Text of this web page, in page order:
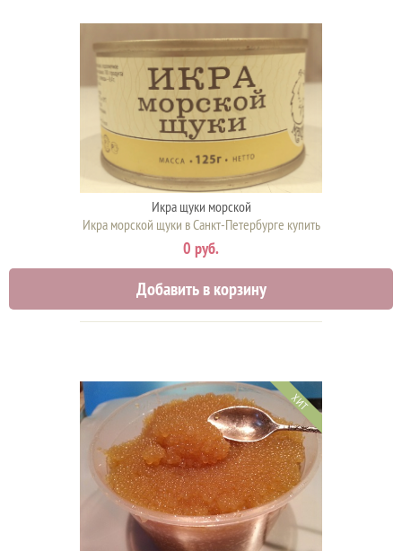
Икра щуки морской
Икра морской щуки в Санкт-Петербурге купить
0 руб.
Добавить в корзину
ХИТ